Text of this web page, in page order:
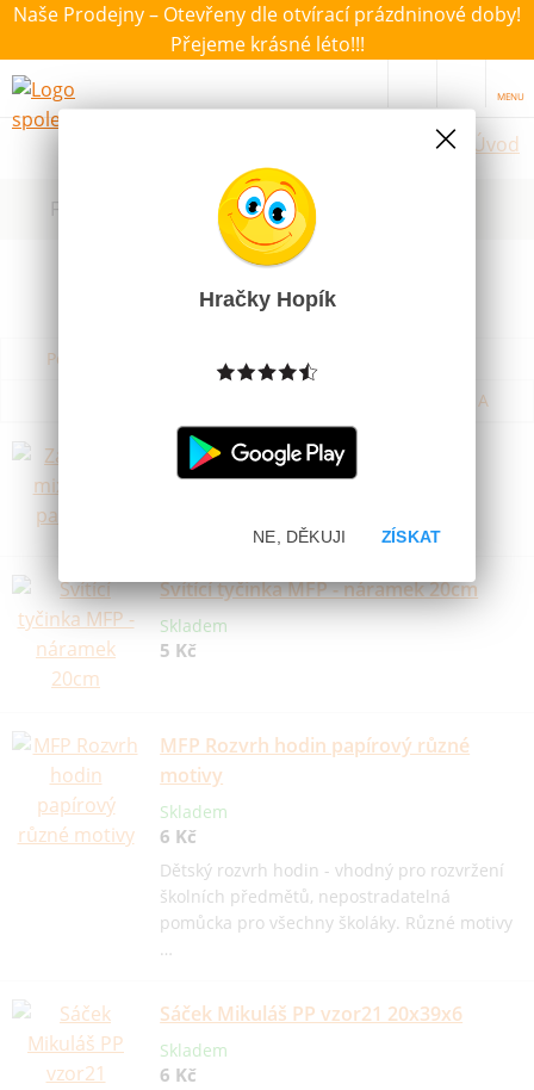
Naše Prodejny – Otevřeny dle otvírací prázdninové doby!
Přejeme krásné léto!!!
MENU
Úvod
Filtrovat dle dostupnosti, ceny, výrobce
Podle názvu od A do Z
Podle názvu od Z do A
Záložka Z mix 19cm papírová
Svítící tyčinka MFP - náramek 20cm
Skladem
5 Kč
MFP Rozvrh hodin papírový různé
motivy
Skladem
6 Kč
Dětský rozvrh hodin - vhodný pro rozvržení
školních předmětů, nepostradatelná
pomůcka pro všechny školáky. Různé motivy
…
Sáček Mikuláš PP vzor21 20x39x6
Skladem
6 Kč
Hračky Hopík
ZÍSKAT
NE, DĚKUJI